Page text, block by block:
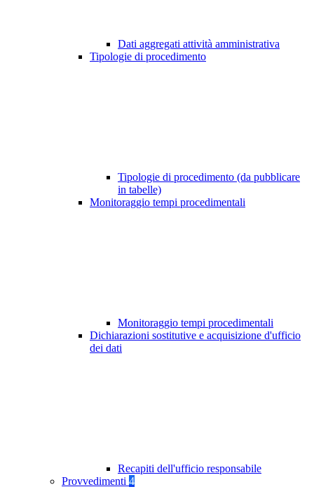
Dati aggregati attività amministrativa
Tipologie di procedimento
Tipologie di procedimento (da pubblicare
in tabelle)
Monitoraggio tempi procedimentali
Monitoraggio tempi procedimentali
Dichiarazioni sostitutive e acquisizione d'ufficio
dei dati
Recapiti dell'ufficio responsabile
Provvedimenti 4